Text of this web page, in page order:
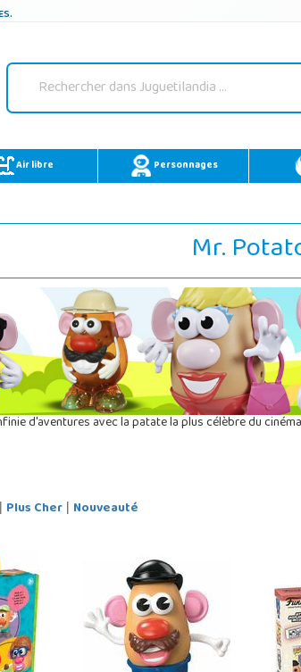
Air libre Personnages
Mr.
d'aventures avec la patate la plus célèbre du
Plus Cher| Nouveauté